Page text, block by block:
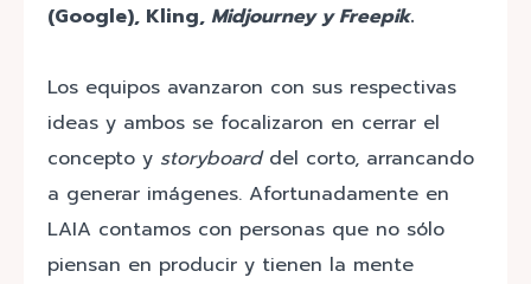
(Google), Kling, Midjourney y Freepik.
Los equipos avanzaron con sus respectivas
ideas y ambos se focalizaron en cerrar el
concepto y storyboarddel corto, arrancando
a generar imágenes. Afortunadamente en
LAIA contamos con personas que no sólo
piensan en producir y tienen la mente